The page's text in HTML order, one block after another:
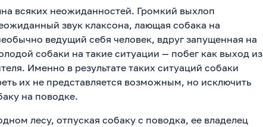
всяких неожиданностей. Громкий выхлоп
звук клаксона, лающая собака на
ведущий себя человек, вдруг запущенная на
собаки на такие ситуации — побег как выход из
Именно в результате таких ситуаций собаки
их не представляется возможным, но исключить
на поводке.
лесу, отпуская собаку с поводка, ее владелец